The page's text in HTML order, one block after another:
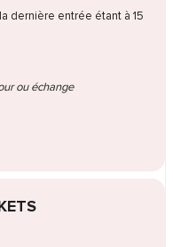
dernière entrée étant à 15
ou échange